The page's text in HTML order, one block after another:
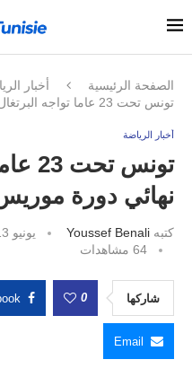
الصفحة الرئيسية
أخبار
تونس تحت 23 عاما تواجه البرتغال في نهائي دورة موريس ريفيلو
أخبار الرياضة
نهائي دورة
كتبه Youssef Benali يونيو 13, 2026
64 مشاهدات
شاركها 0
Email